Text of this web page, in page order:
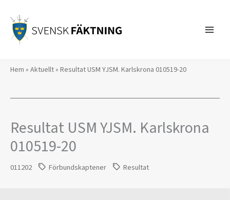
innehåll
Hem » Aktuellt» Resultat USM YJSM. Karlskrona 010519-20
Resultat USM YJSM. Karlskrona
010519-20
011202 Förbundskaptener Resultat